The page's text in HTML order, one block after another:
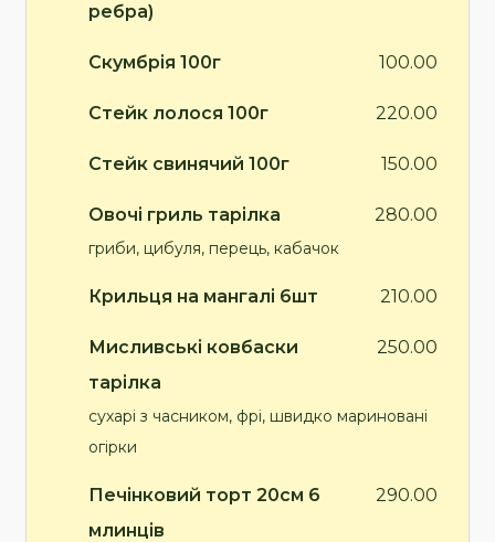
ребра)
Скумбрія 100г 100.00
Стейк лолося 100г 220.00
Стейк свинячий 100г 150.00
Овочі гриль тарілка 280.00
гриби, цибуля, перець, кабачок
Крильця на мангалі 6шт 210.00
Мисливські ковбаски
тарілка
250.00
сухарі з часником, фрі, швидко мариновані
огірки
Печінковий торт 20см 6
млинців
290.00